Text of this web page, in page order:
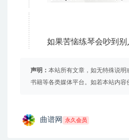
如果苦恼练琴会吵到别
声明： 本站所有文章，如无特殊说
书籍等各类媒体平台。如若本站内容
曲谱网 永久会员